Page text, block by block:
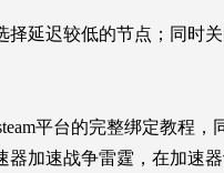
延迟较低的节点；同时
平台的完整绑定教程
加速战争雷霆，在加速